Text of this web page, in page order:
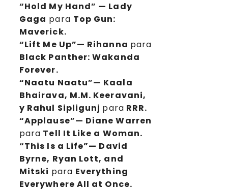
“Hold My Hand” — Lady
Gaga para Top Gun:
Maverick.
“Lift Me Up”— Rihanna para
Black Panther: Wakanda
Forever.
“Naatu Naatu”— Kaala
Bhairava, M.M. Keeravani,
y Rahul Sipligunj para RRR.
“Applause”— Diane Warren
para Tell It Like a Woman.
“This Is a Life”— David
Byrne, Ryan Lott, and
Mitski para Everything
Everywhere All at Once.